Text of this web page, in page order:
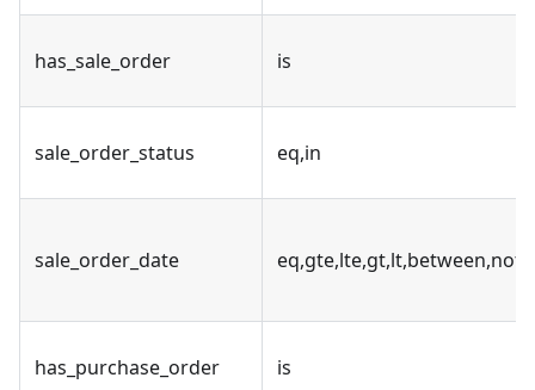
has_sale_order is
sale_order_status eq,in
sale_order_date
has_purchase_order is